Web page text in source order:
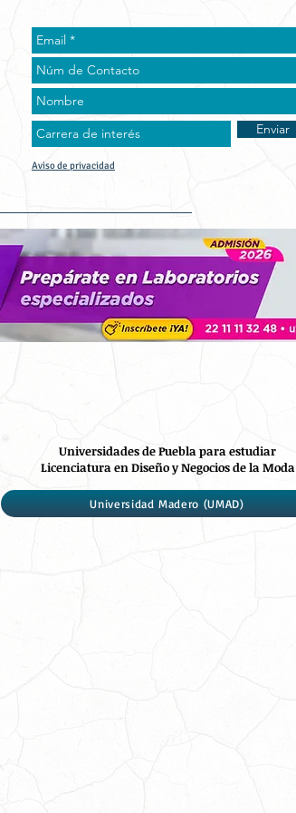
Enviar
Aviso de privacidad
Universidades de Puebla para estudiar
Licenciatura en Diseño y Negocios de la Moda
Universidad Madero (UMAD)